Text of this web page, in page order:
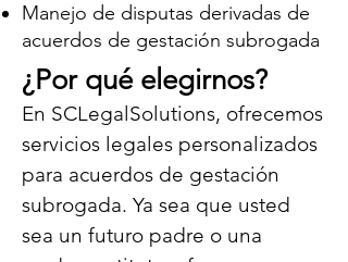
Manejo de disputas derivadas de
acuerdos de gestación subrogada
¿Por qué elegirnos?
En SCLegalSolutions, ofrecemos
servicios legales personalizados
para acuerdos de gestación
subrogada. Ya sea que usted
sea un futuro padre o una